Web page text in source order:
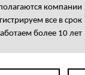
компании
все в срок
более 10 лет